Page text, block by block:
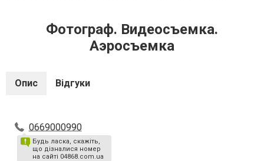
Фотограф. Видеосъемка.
Аэросъемка
Опис Відгуки
0669000990
Будь ласка, скажіть,
що дізналися номер
на сайті 04868.com.ua